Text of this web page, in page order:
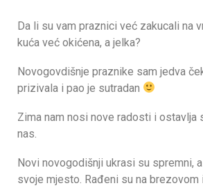
Da li su vam praznici već zakucali na
kuća već okićena, a jelka?
Novogovdišnje praznike sam jedva
prizivala i pao je sutradan
Zima nam nosi nove radosti i ostavlja
nas.
Novi novogodišnji ukrasi su spremni,
svoje mjesto. Rađeni su na brezovom